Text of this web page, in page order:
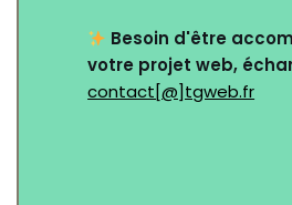
Besoin d'être
votre projet web,
contact[@]tgweb.fr